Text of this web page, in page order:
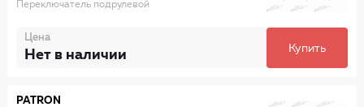
Переключатель подрулевой
Цена
Нет в наличии Купить
PATRON